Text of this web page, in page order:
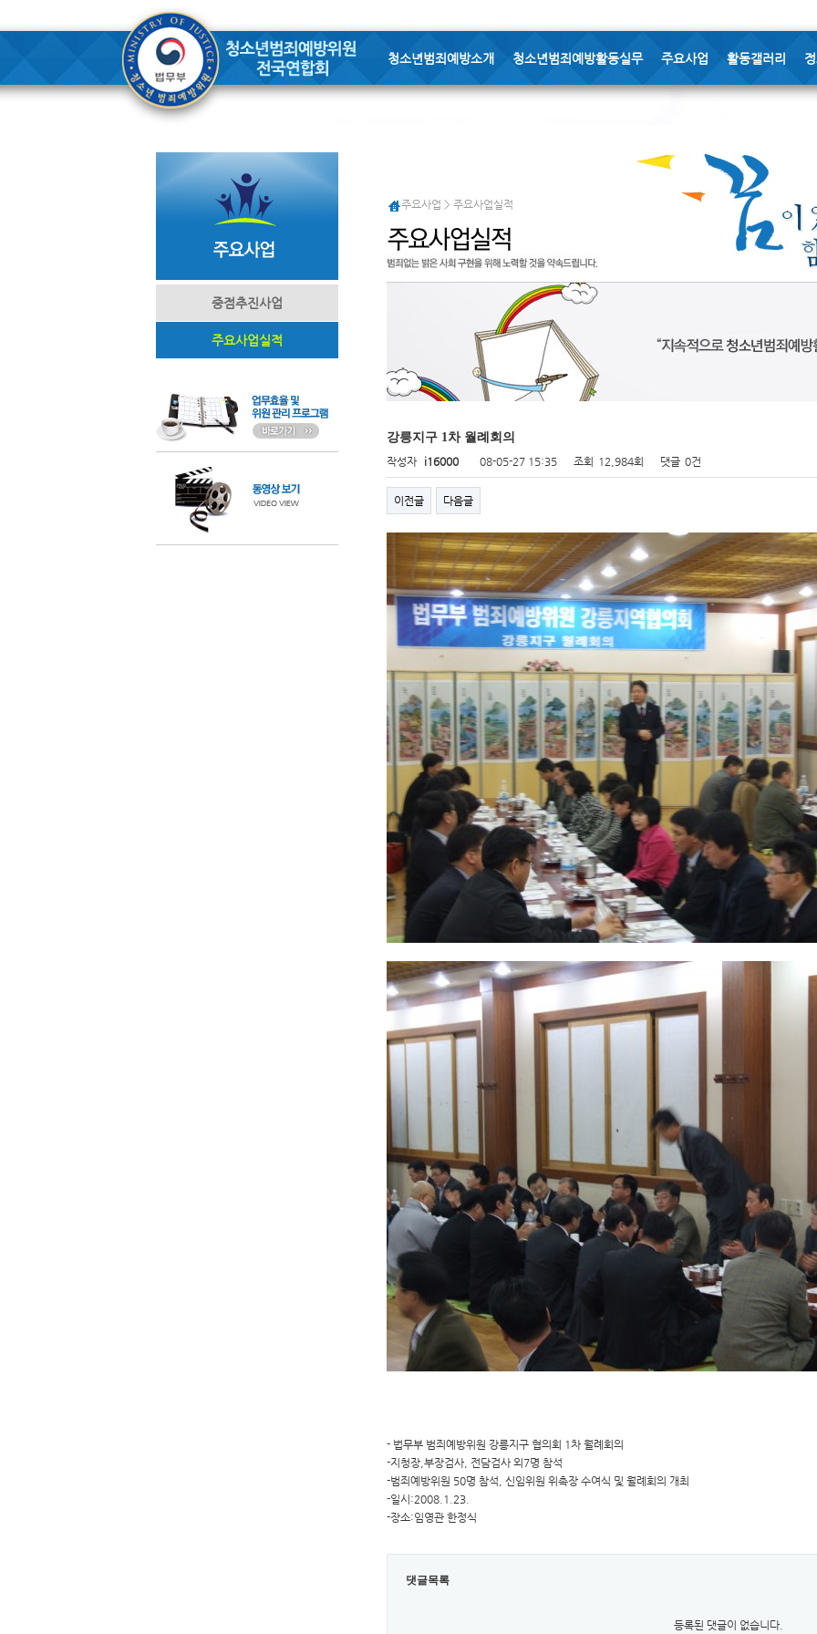
청소년범죄예방소개 청소년범죄예방활동실무 주요사업 활동갤러리
중점추진사업
주요사업실적
주요사업 > 주요사업실적
강릉지구 1차 월례회의
작성자 i16000 08-05-27 15:35 조회 12,984회 댓글 0건
이전글 다음글
- 법무부 범죄예방위원 강릉지구 협의회 1차 월례회의
-지청장,부장검사, 전담검사 외7명 참석
-범죄예방위원 50명 참석, 신임위원 위촉장 수여식 및 월례회의 개최
-일시:2008.1.23.
-장소:임영관 한정식
댓글목록
등록된 댓글이 없습니다.